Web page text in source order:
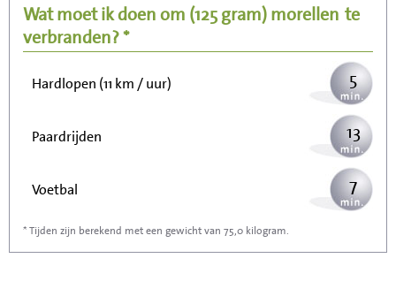
Wat moet ik doen om (125 gram)morellen te
verbranden? *
Wandelen (5 km/uur) 12
Hardlopen (11 km / uur) 5
Paardrijden 13
Voetbal 7
Stofzuigen
* Tijden zijn berekend met een gewicht van 75,0 kilogram.